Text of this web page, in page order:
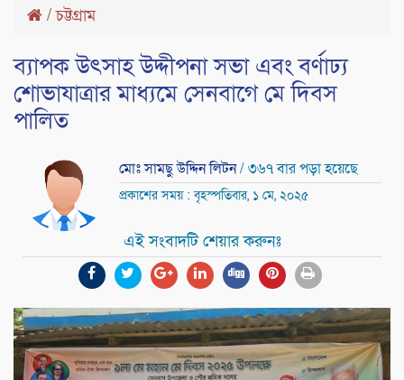
/চট্টগ্রাম
ব্যাপক উৎসাহ উদ্দীপনা সভা এবং বর্ণাঢ্য
শোভাযাত্রার মাধ্যমে সেনবাগে মে দিবস
পালিত
মোঃ সামছু উদ্দিন লিটন/ ৩৬৭ বার পড়া হয়েছে
প্রকাশের সময় : বৃহস্পতিবার, ১ মে, ২০২৫
এই সংবাদটি শেয়ার করুনঃ